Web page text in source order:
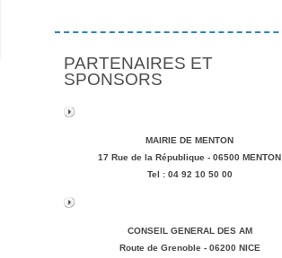
PARTENAIRES ET
SPONSORS
MAIRIE DE MENTON
17 Rue de la République - 06500 MENTON
Tel : 04 92 10 50 00
CONSEIL GENERAL DES AM
Route de Grenoble - 06200 NICE